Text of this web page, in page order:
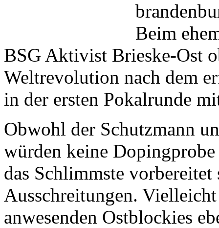
Beim
BSG Aktivist Brieske-Ost
Weltrevolution nach dem
in der ersten Pokalrunde
Obwohl der Schutzmann
würden keine
das Schlimmste
Ausschreitungen.
anwesenden Ostblockies